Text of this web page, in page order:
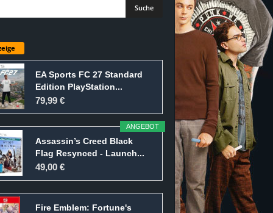
EA Sports FC 27 Standard
Edition PlayStation...
79,99 €
ANGEBOT
Assassin’s Creed Black
Flag Resynced - Launch...
49,00 €
Fire Emblem: Fortune's